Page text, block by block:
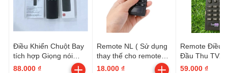
Điều Khiển Chuột Bay
tích hợp Giọng nói
G20s (Cái)
88.000 ₫
Remote NL ( Sử dụng
thay thế cho remote
Vinabox A15 )
18.000 ₫
Remote Điều
Đầu Thu
VTV | HD 323
59.000 ₫